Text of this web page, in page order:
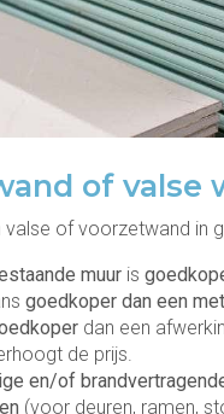
of valse
of voorzetwand in
muur is
goedkoper dan een
dan een
de prijs.
en/of
(voor deuren, ramen,